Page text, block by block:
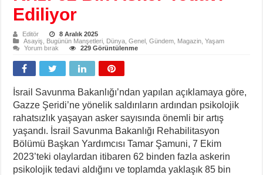
Ediliyor
Editör
8 Aralık 2025
Asayiş
Bugünün Manşetleri Dünya ,Genel ,Gündem Magazin ,Yaşam
Yorum bırak
229 Görüntülenme
İsrail Savunma Bakanlığı’ndan yapılan açıklamaya göre,
Gazze Şeridi’ne yönelik saldırıların ardından psikolojik
rahatsızlık yaşayan asker sayısında önemli bir artış
yaşandı. İsrail Savunma Bakanlığı Rehabilitasyon
Bölümü Başkan Yardımcısı Tamar Şamuni, 7 Ekim
2023’teki olaylardan itibaren 62 binden fazla askerin
psikolojik tedavi aldığını ve toplamda yaklaşık 85 bin